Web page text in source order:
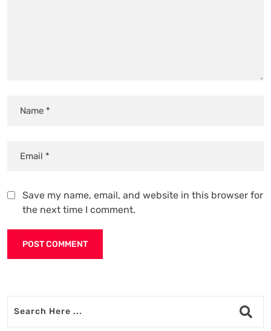
Save my name, email, and website in this browser for
the next time I comment.